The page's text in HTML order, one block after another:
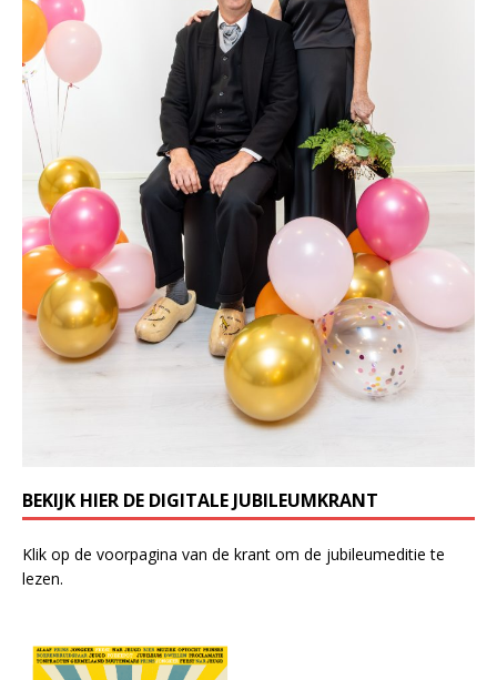
BEKIJK HIER DE DIGITALE JUBILEUMKRANT
Klik op de voorpagina van de krant om de jubileumeditie te
lezen.